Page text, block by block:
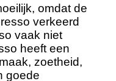
omdat de
verkeerd
vaak niet
heeft een
zoetheid,
goede